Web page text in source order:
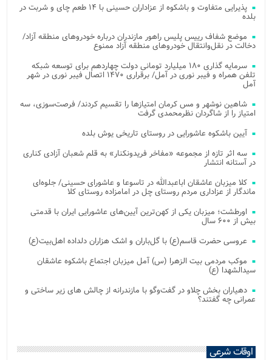
پذیرایی متفاوت و باشکوه از عزاداران حسینی با ۱۴ طعم چای و شربت در
بلده
موضع شفاف رییس پلیس راهور مازندران درباره خودروهای منطقه آزاد/
دخالت در نقل‌وانتقال خودروهای منطقه آزاد ممنوع
سرمایه گذاری ۱۸۰ میلیارد تومانی دولت چهاردهم برای توسعه شبکه
تلفن همراه و فیبر نوری در آمل/ برقراری ۱۴۷۰ اتصال فیبر نوری در شهر
آمل
شاهین نوشهر و مس کرمان امتیازها را تقسیم کردند/ فرصت‌سوزی، سه
امتیاز را از شاگردان نظرمحمدی گرفت
آیین باشکوه عاشورایی در روستای تاریخی یوش بلده
سه اثر تازه از مجموعه «مفاخر فریدونکنار» به قلم شعبان آزادی کناری
در آستانه انتشار
کلا میزبان عاشقان اباعبدالله در تاسوعا و عاشورای حسینی/ جلوه‌ای
ماندگار از عزاداری مردم روستای چل در امامزاده روستای کلا
اورطشت؛ میزبان یکی از کهن‌ترین آیین‌های عاشورایی ایران با قدمتی
بیش از ۶۰۰ سال
عروسی حضرت قاسم(ع) با گل‌باران و اشک هزاران دلداده اهل‌بیت(ع)
موکب مردمی بیت‌ الزهرا (س) آمل میزبان اجتماع باشکوه عاشقان
سیدالشهدا (ع)
دهیاران بخش چلاو در گفت‌وگو با مازندرانه از چالش های زیر ساختی و
عمرانی چه گفتند؟
اوقات شرعی